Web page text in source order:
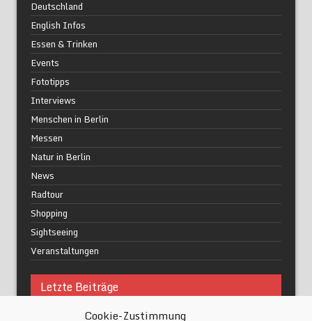
Cookie-Zustimmung
Deutschland
English Infos
Essen & Trinken
Events
Fototipps
Interviews
Menschen in Berlin
Messen
Natur in Berlin
News
Radtour
Shopping
Sightseeing
Veranstaltungen
Letzte Beiträge